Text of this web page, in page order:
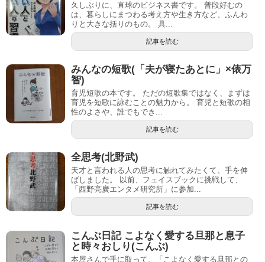
久しぶりに、直球のビジネス書です。 普段好むの
は、暮らしにまつわる考え方や生き方など、ふんわ
りと大きな括りのもの。 具...
記事を読む
みんなの短歌(「夫が寝たあとに」×俵万
智)
育児短歌の本です。 ただの短歌集ではなく、まずは
育児を短歌に詠むことの魅力から。 育児と短歌の相
性のよさや、誰でもでき...
記事を読む
全思考(北野武)
天才と言われる人の思考に触れてみたくて、手を伸
ばしました。 以前、フェイスブックに挑戦して、
「西野亮廣エンタメ研究所」に参加...
記事を読む
こんぶ日記 こよなく愛する旦那と息子
と時々おしり(こんぶ)
本屋さんで手に取って、「こよなく愛する旦那との